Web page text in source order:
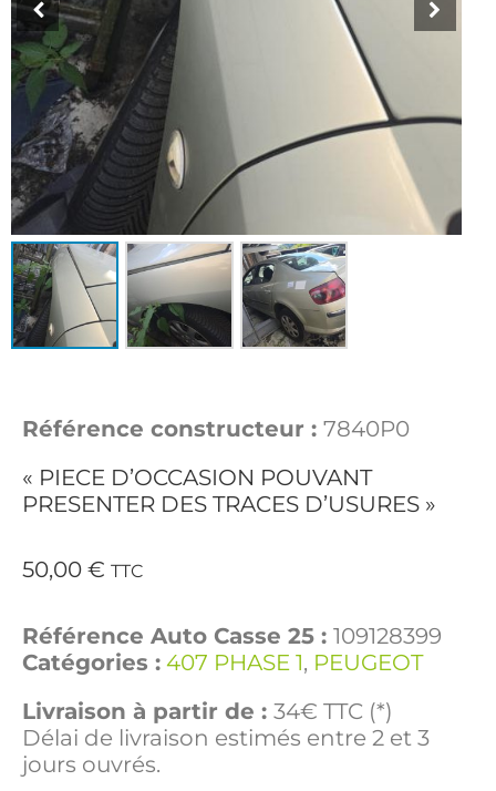
Référence constructeur : 7840P0
« PIECE D’OCCASION POUVANT
PRESENTER DES TRACES D’USURES »
50,00 € TTC
Référence Auto Casse 25 : 109128399
Catégories : 407 PHASE 1, PEUGEOT
Livraison à partir de : 34€ TTC (*)
Délai de livraison estimés entre 2 et 3
jours ouvrés.